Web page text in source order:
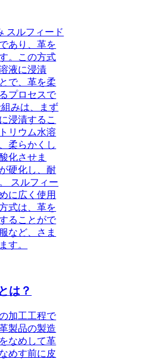
スルフィード
あり、革を
。この方式
液に浸漬
で、革を柔
プロセスで
みは、まず
浸漬するこ
リウム水溶
柔らかくし
化させま
硬化し、耐
スルフィー
に広く使用
式は、革を
ることがで
など、さま
す。
は？
加工工程で
製品の製造
なめして革
めす前に皮